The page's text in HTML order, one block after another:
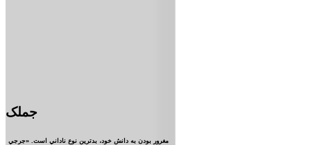
جملک
مغرور بودن به دانش خود، بدترين نوع ناداني است. «جرجي